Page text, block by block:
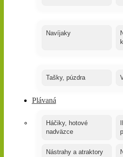
Navíjaky
Tašky, púzdra
Plávaná
Háčiky, hotové
nadväzce
Nástrahy a atraktory